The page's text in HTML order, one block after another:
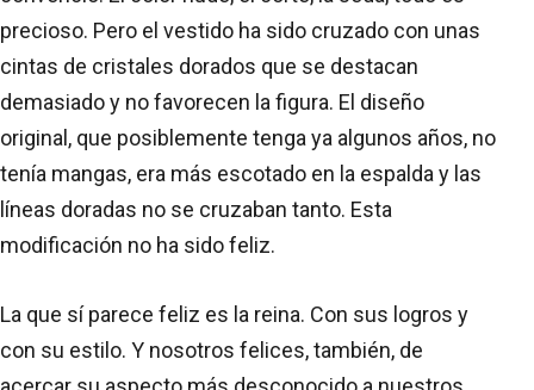
precioso. Pero el vestido ha sido cruzado con unas
cintas de cristales dorados que se destacan
demasiado y no favorecen la figura. El diseño
original, que posiblemente tenga ya algunos años, no
tenía mangas, era más escotado en la espalda y las
líneas doradas no se cruzaban tanto. Esta
modificación no ha sido feliz.
La que sí parece feliz es la reina. Con sus logros y
con su estilo. Y nosotros felices, también, de